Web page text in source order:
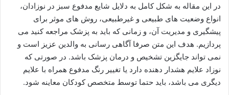
در این مقاله به شکل کامل به دلایل شایع مدفوع سبز در نوزادان،
انواع وضعیت های طبیعی و غیرطبیعی، روش های موثر برای
پیشگیری و مدیریت آن، و زمانی که باید به پزشک مراجعه کنید می
پردازیم. هدف این متن صرفا آگاهی رسانی به والدین عزیز است و
نمی تواند جایگزین تشخیص و درمان پزشک باشد. در صورتی که
نوزاد علایم هشدار دهنده دارد یا تغییر رنگ مدفوع همراه با علایم
دیگری می باشد، باید حتما توسط متخصص کودکان معاینه شود.